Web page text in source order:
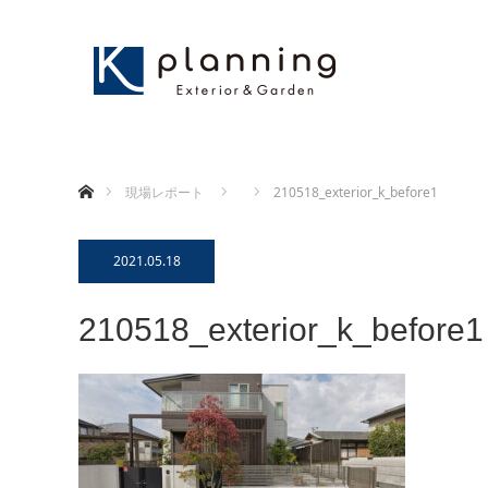
現場レポート
210518_exterior_k_before1
2021.05.18
210518_exterior_k_before1